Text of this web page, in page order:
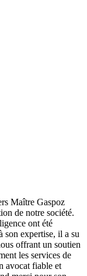
Maître Gaspoz
de notre société.
ont été
son expertise, il a su
offrant un soutien
les services de
avocat fiable et